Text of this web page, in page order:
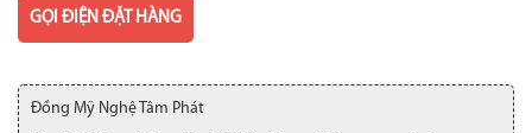
GỌI ĐIỆN ĐẶT HÀNG
Đồng Mỹ Nghệ Tâm Phát